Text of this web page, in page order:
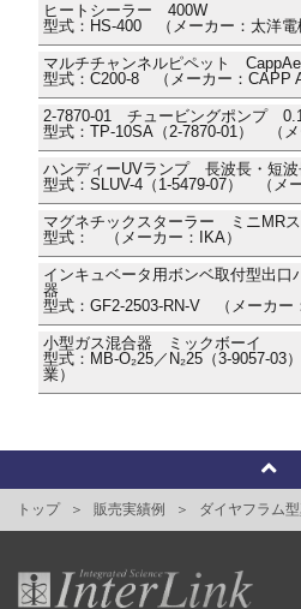
ヒートシーラー 400W
型式：HS-400 （メーカー：太洋電
マルチチャンネルピペット
型式：C200-8 （メーカー：CAPP
2-7870-01 チュービングポンプ
型式：TP-10SA（2-7870-01） （メ
ハンディーUVランプ 長波長・短波
型式：SLUV-4（1-5479-07） （メ
マグネチックスターラー ミニMR
型式： （メーカー：IKA）
インキュベータ用ボンベ取付型出口
器
型式：GF2-2503-RN-V （メーカー
小型ガス混合器 ミックボーイ
型式：MB-O₂25／N₂25（3-9057-
業）
トップ 販売実績例 ダイヤフラム